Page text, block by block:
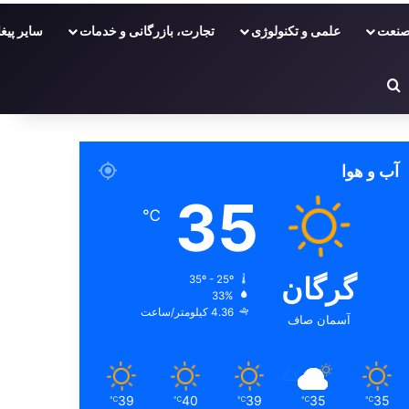
علمی و تکنولوژی تجارت، بازرگانی و خدمات سایر
تغییر پوسته
آب و هوا
گرگان
آسمان صاف
35
℃
33%
4.36 کیلومتر/ساعت
35
℃
35
℃
39
℃
40
℃
39
℃